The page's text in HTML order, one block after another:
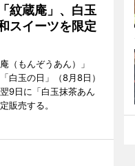
紋蔵庵」、白玉
スイーツを限定
（もんぞうあん）」
白玉の日」（8月8日）
9日に「白玉抹茶あん
販売する。